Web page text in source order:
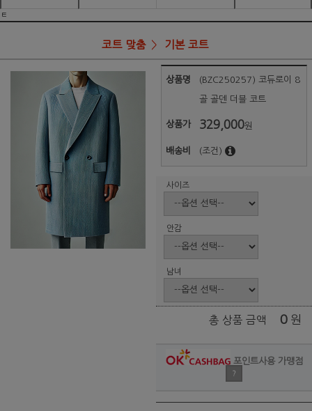
ㅌ
코트 맞춤 기본 코트
상품명 (BZC250257) 코듀로이 8
골 골덴 더블 코트
상품가 329,000원
배송비 (조건)
사이즈
안감
남녀
총 상품 금액 0 원
포인트사용 가맹점
?